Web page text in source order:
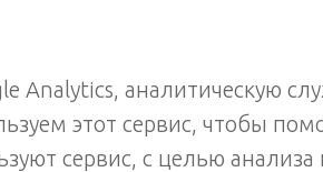
Analytics, аналитическую
этот сервис, чтобы
сервис, с целью